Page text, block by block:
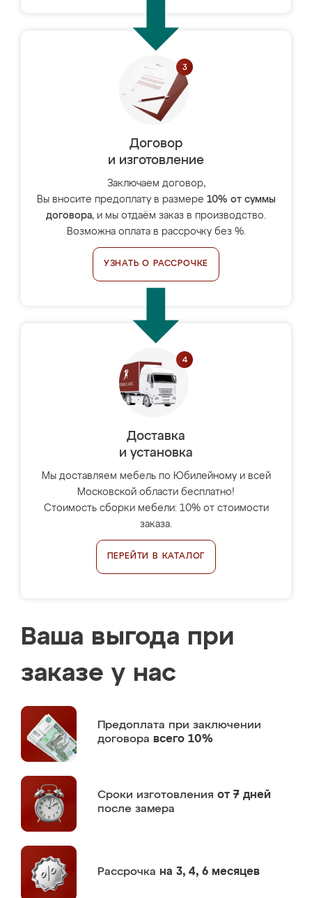
Договор
и изготовление
Заключаем договор,
Вы вносите предоплату в размере 10% от суммы
договора, и мы отдаём заказ в производство.
Возможна оплата в рассрочку без %.
УЗНАТЬ О РАССРОЧКЕ
Доставка
и установка
Мы доставляем мебель по Юбилейному и всей
Московской области бесплатно!
Стоимость сборки мебели: 10% от стоимости
заказа.
ПЕРЕЙТИ В КАТАЛОГ
Ваша выгода при
заказе у нас
Предоплата при заключении
договора всего 10%
Сроки изготовления от 7 дней
после замера
Рассрочка на 3, 4, 6 месяцев